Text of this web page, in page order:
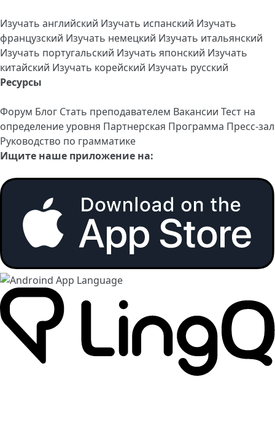
Изучать английский Изучать испанский Изучать
французский Изучать немецкий Изучать итальянский
Изучать португальский Изучать японский Изучать
китайский Изучать корейский Изучать русский
Ресурсы
Форум Блог Стать преподавателем Вакансии Тест на
определение уровня Партнерская Программа Пресс-зал
Руководство по грамматике
Ищите наше приложение на: